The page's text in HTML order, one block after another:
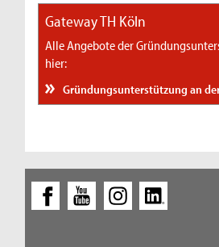
Gateway TH Köln
Alle Angebote der
hier:
Gründungsunterstützung an